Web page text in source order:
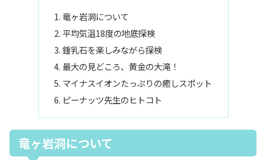
竜ヶ岩洞について
平均気温18度の地底探検
鍾乳石を楽しみながら探検
最大の見どころ、黄金の大滝！
マイナスイオンたっぷりの癒しスポット
ピーナッツ先生のヒトコト
竜ヶ岩洞について